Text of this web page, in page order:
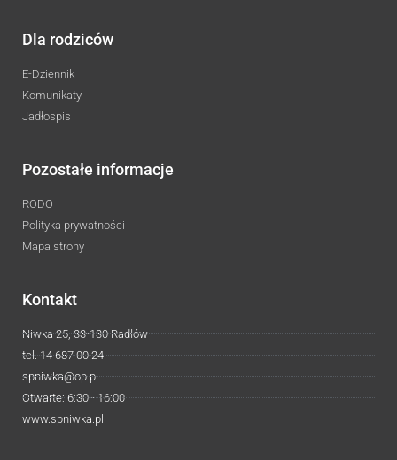
Dla rodziców
E-Dziennik
Komunikaty
Jadłospis
Pozostałe informacje
RODO
Polityka prywatności
Mapa strony
Kontakt
Niwka 25, 33-130 Radłów
tel. 14 687 00 24
spniwka@op.pl
Otwarte: 6:30 - 16:00
www.spniwka.pl